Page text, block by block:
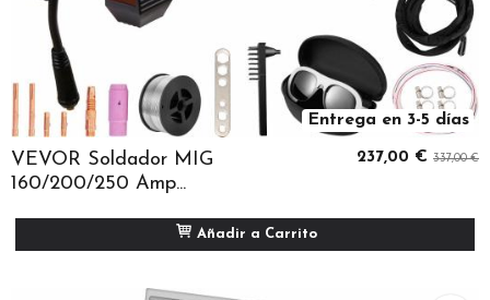
Entrega en 3-5 días
VEVOR Soldador MIG
160/200/250 Amp...
237,00 € 337,00 €
Añadir a Carrito